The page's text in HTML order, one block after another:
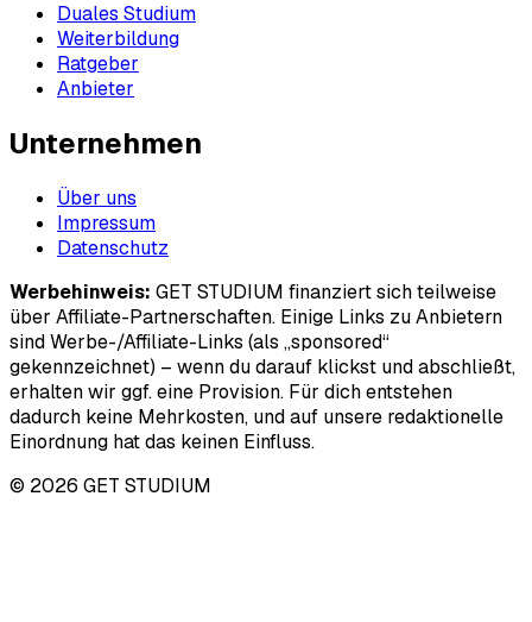
Duales Studium
Weiterbildung
Ratgeber
Anbieter
Unternehmen
Über uns
Impressum
Datenschutz
Werbehinweis: GET STUDIUM finanziert sich teilweise
über Affiliate-Partnerschaften. Einige Links zu Anbietern
sind Werbe-/Affiliate-Links (als „sponsored“
gekennzeichnet) – wenn du darauf klickst und abschließt,
erhalten wir ggf. eine Provision. Für dich entstehen
dadurch keine Mehrkosten, und auf unsere redaktionelle
Einordnung hat das keinen Einfluss.
© 2026 GET STUDIUM